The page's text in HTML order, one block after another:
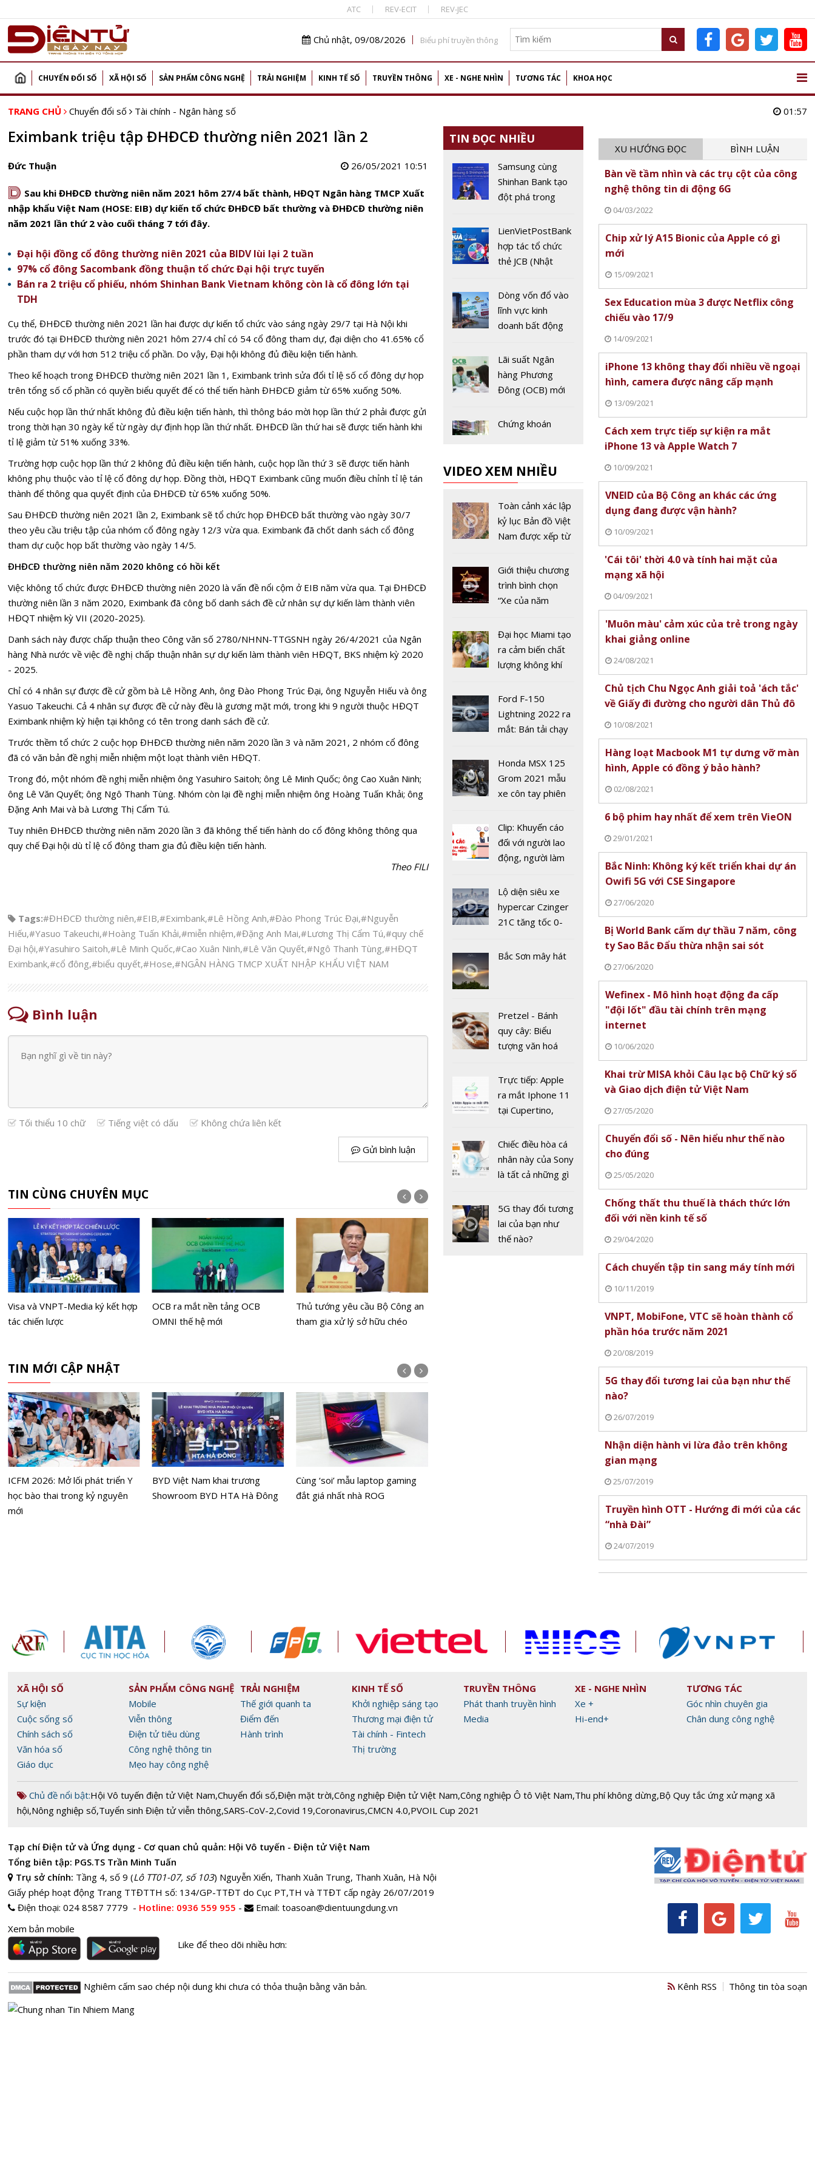
ATC REV-ECIT REV-JEC
Chủ nhật, 09/08/2026 Biểu phí truyền thông
CHUYỂN ĐỔI SỐ XÃ HỘI SỐ SẢN PHẨM CÔNG NGHỆ TRẢI NGHIỆM KINH TẾ SỐ TRUYỀN THÔNG XE - NGHE NHÌN TƯƠNG TÁC KHOA HỌC
TRANG CHỦ Chuyển đổi số Tài chính - Ngân hàng số 01:57
Eximbank triệu tập ĐHĐCĐ thường niên 2021 lần 2
Đức Thuận 26/05/2021 10:51
D Sau khi ĐHĐCĐ thường niên năm 2021 hôm 27/4 bất thành, HĐQT Ngân hàng TMCP Xuất
nhập khẩu Việt Nam (HOSE: EIB) dự kiến tổ chức ĐHĐCĐ bất thường và ĐHĐCĐ thường niên
năm 2021 lần thứ 2 vào cuối tháng 7 tới đây.
Đại hội đồng cổ đông thường niên 2021 của BIDV lùi lại 2 tuần
97% cổ đông Sacombank đồng thuận tổ chức Đại hội trực tuyến
Bán ra 2 triệu cổ phiếu, nhóm Shinhan Bank Vietnam không còn là cổ đông lớn tại
TDH
Cụ thể, ĐHĐCĐ thường niên 2021 lần hai được dự kiến tổ chức vào sáng ngày 29/7 tại Hà Nội khi
trước đó tại ĐHĐCĐ thường niên 2021 hôm 27/4 chỉ có 54 cổ đông tham dự, đại diện cho 41.65% cổ
phần tham dự với hơn 512 triệu cổ phần. Do vậy, Đại hội không đủ điều kiện tiến hành.
Theo kế hoạch trong ĐHĐCĐ thường niên 2021 lần 1, Eximbank trình sửa đổi tỉ lệ số cổ đông dự họp
trên tổng số cổ phần có quyền biểu quyết để có thể tiến hành ĐHĐCĐ giảm từ 65% xuống 50%.
Nếu cuộc họp lần thứ nhất không đủ điều kiện tiến hành, thì thông báo mời họp lần thứ 2 phải được gửi
trong thời hạn 30 ngày kể từ ngày dự định họp lần thứ nhất. ĐHĐCĐ lần thứ hai sẽ được tiến hành khi
tỉ lệ giảm từ 51% xuống 33%.
Trường hợp cuộc họp lần thứ 2 không đủ điều kiện tiến hành, cuộc họp lần thứ 3 sẽ được tiến hành
không phụ thuộc vào tỉ lệ cổ đông dự họp. Đồng thời, HĐQT Eximbank cũng muốn điều chỉnh tỉ lệ tán
thành để thông qua quyết định của ĐHĐCĐ từ 65% xuống 50%.
Sau ĐHĐCĐ thường niên 2021 lần 2, Eximbank sẽ tổ chức họp ĐHĐCĐ bất thường vào ngày 30/7
theo yêu cầu triệu tập của nhóm cổ đông ngày 12/3 vừa qua. Eximbank đã chốt danh sách cổ đông
tham dự cuộc họp bất thường vào ngày 14/5.
ĐHĐCĐ thường niên năm 2020 không có hồi kết
Việc không tổ chức được ĐHĐCĐ thường niên 2020 là vấn đề nổi cộm ở EIB năm vừa qua. Tại ĐHĐCĐ
thường niên lần 3 năm 2020, Eximbank đã công bố danh sách đề cử nhân sự dự kiến làm thành viên
HĐQT nhiệm kỳ VII (2020-2025).
Danh sách này được chấp thuận theo Công văn số 2780/NHNN-TTGSNH ngày 26/4/2021 của Ngân
hàng Nhà nước về việc đề nghị chấp thuận nhân sự dự kiến làm thành viên HĐQT, BKS nhiệm kỳ 2020
- 2025.
Chỉ có 4 nhân sự được đề cử gồm bà Lê Hồng Anh, ông Đào Phong Trúc Đại, ông Nguyễn Hiếu và ông
Yasuo Takeuchi. Cả 4 nhân sự được đề cử này đều là gương mặt mới, trong khi 9 người thuộc HĐQT
Eximbank nhiệm kỳ hiện tại không có tên trong danh sách đề cử.
Trước thềm tổ chức 2 cuộc họp ĐHĐCĐ thường niên năm 2020 lần 3 và năm 2021, 2 nhóm cổ đông
đã có văn bản đề nghị miễn nhiệm một loạt thành viên HĐQT.
Trong đó, một nhóm đề nghị miễn nhiệm ông Yasuhiro Saitoh; ông Lê Minh Quốc; ông Cao Xuân Ninh;
ông Lê Văn Quyết; ông Ngô Thanh Tùng. Nhóm còn lại đề nghị miễn nhiệm ông Hoàng Tuấn Khải; ông
Đặng Anh Mai và bà Lương Thị Cẩm Tú.
Tuy nhiên ĐHĐCĐ thường niên năm 2020 lần 3 đã không thể tiến hành do cổ đông không thông qua
quy chế Đại hội dù tỉ lệ cổ đông tham gia đủ điều kiện tiến hành.
Theo FILI
Tags:#ĐHĐCĐ thường niên,#EIB,#Eximbank,#Lê Hồng Anh,#Đào Phong Trúc Đại,#Nguyễn
Hiếu,#Yasuo Takeuchi,#Hoàng Tuấn Khải,#miễn nhiệm,#Đặng Anh Mai,#Lương Thị Cẩm Tú,#quy chế
Đại hội,#Yasuhiro Saitoh,#Lê Minh Quốc,#Cao Xuân Ninh,#Lê Văn Quyết,#Ngô Thanh Tùng,#HĐQT
Eximbank,#cổ đông,#biểu quyết,#Hose,#NGÂN HÀNG TMCP XUẤT NHẬP KHẨU VIỆT NAM
Bình luận
Tối thiểu 10 chữ Tiếng việt có dấu Không chứa liên kết
Gửi bình luận
TIN CÙNG CHUYÊN MỤC
Visa và VNPT-Media ký kết hợp
tác chiến lược
OCB ra mắt nền tảng OCB
OMNI thế hệ mới
Thủ tướng yêu cầu Bộ Công an
tham gia xử lý sở hữu chéo
Chuyển đổi số và chính chủ tài
khoản trong lĩnh vực ngân hàng
Ngân hàng Nhà
TIN MỚI CẬP NHẬT
ICFM 2026: Mở lối phát triển Y
học bào thai trong kỷ nguyên
mới
BYD Việt Nam khai trương
Showroom BYD HTA Hà Đông
Cùng ‘soi’ mẫu laptop gaming
đắt giá nhất nhà ROG
Đánh giá máy giặt LG AI DD 2.0
inverter (FX1412S3KAV) sau
hơn một tháng sử dụng
O-Tech chính thức
TIN ĐỌC NHIỀU
Samsung cùng
Shinhan Bank tạo
đột phá trong
đại
LienVietPostBank
hợp tác tổ chức
thẻ JCB (Nhật
khách hàng
Dòng vốn đổ vào
lĩnh vực kinh
doanh bất động
hàng vẫn tiếp tục
tăng
Lãi suất Ngân
hàng Phương
Đông (OCB) mới
11/2020
Chứng khoán
cao" trên mốc
960 điểm dù thị
trường ngập tràn
sắc đỏ
hàng Thế giới cáo
buộc Trung Quốc
gây khủng hoảng
dùng tiền mặt
được thực hiện
trong nửa đầu
Vinamilk dự chi
1700 tỷ đồng để
mua cổ phiếu quỹ
SCIC dự chi gần
25 tỷ đồng để
nâng sở hữu lên
VIDEO XEM NHIỀU
Toàn cảnh xác lập
kỷ lục Bản đồ Việt
Nam được xếp từ
năm 2022
Giới thiệu chương
trình bình chọn
“Xe của năm
Đại học Miami tạo
ra cảm biến chất
lượng không khí
19
Ford F-150
Lightning 2022 ra
mắt: Bán tải chạy
chưa đến 40 nghìn
USD
Honda MSX 125
Grom 2021 mẫu
xe côn tay phiên
Clip: Khuyến cáo
đối với người lao
động, người làm
hàng tại khu dịch
vụ trong dịch
Covid-19
Lộ diện siêu xe
hypercar Czinger
21C tăng tốc 0-
2 giây
Bắc Sơn mây hát
Pretzel - Bánh
quy cây: Biểu
tượng văn hoá
tranh cãi về nguồn
gốc
Trực tiếp: Apple
ra mắt Iphone 11
tại Cupertino,
Chiếc điều hòa cá
nhân này của Sony
là tất cả những gì
sót qua mùa hè
nóng nực
5G thay đổi tương
lai của bạn như
thế nào?
XU HƯỚNG ĐỌC BÌNH LUẬN
Bàn về tầm nhìn và các trụ cột của công
nghệ thông tin di động 6G
04/03/2022
Chip xử lý A15 Bionic của Apple có gì
mới
15/09/2021
Sex Education mùa 3 được Netflix công
chiếu vào 17/9
14/09/2021
iPhone 13 không thay đổi nhiều về ngoại
hình, camera được nâng cấp mạnh
13/09/2021
Cách xem trực tiếp sự kiện ra mắt
iPhone 13 và Apple Watch 7
10/09/2021
VNEID của Bộ Công an khác các ứng
dụng đang được vận hành?
10/09/2021
'Cái tôi' thời 4.0 và tính hai mặt của
mạng xã hội
04/09/2021
'Muôn màu' cảm xúc của trẻ trong ngày
khai giảng online
24/08/2021
Chủ tịch Chu Ngọc Anh giải toả 'ách tắc'
về Giấy đi đường cho người dân Thủ đô
10/08/2021
Hàng loạt Macbook M1 tự dưng vỡ màn
hình, Apple có đồng ý bảo hành?
02/08/2021
6 bộ phim hay nhất để xem trên VieON
29/01/2021
Bắc Ninh: Không ký kết triển khai dự án
Owifi 5G với CSE Singapore
27/06/2020
Bị World Bank cấm dự thầu 7 năm, công
ty Sao Bắc Đẩu thừa nhận sai sót
27/06/2020
Wefinex - Mô hình hoạt động đa cấp
"đội lốt" đầu tài chính trên mạng
internet
10/06/2020
Khai trừ MISA khỏi Câu lạc bộ Chữ ký số
và Giao dịch điện tử Việt Nam
27/05/2020
Chuyển đổi số - Nên hiểu như thế nào
cho đúng
25/05/2020
Chống thất thu thuế là thách thức lớn
đối với nền kinh tế số
29/04/2020
Cách chuyển tập tin sang máy tính mới
10/11/2019
VNPT, MobiFone, VTC sẽ hoàn thành cổ
phần hóa trước năm 2021
20/08/2019
5G thay đổi tương lai của bạn như thế
nào?
26/07/2019
Nhận diện hành vi lừa đảo trên không
gian mạng
25/07/2019
Truyền hình OTT - Hướng đi mới của các
“nhà Đài”
24/07/2019
XÃ HỘI SỐ
Sự kiện
Cuộc sống số
Chính sách số
Văn hóa số
Giáo dục
SẢN PHẨM CÔNG NGHỆ
Mobile
Viễn thông
Điện tử tiêu dùng
Công nghệ thông tin
Mẹo hay công nghệ
TRẢI NGHIỆM
Thế giới quanh ta
Điểm đến
Hành trình
KINH TẾ SỐ
Khởi nghiệp sáng tạo
Thương mại điện tử
Tài chính - Fintech
Thị trường
TRUYỀN THÔNG
Phát thanh truyền hình
Media
XE - NGHE NHÌN
Xe +
Hi-end+
TƯƠNG TÁC
Góc nhìn chuyên gia
Chân dung công nghệ
Chủ đề nổi bật:Hội Vô tuyến điện tử Việt Nam,Chuyển đổi số,Điện mặt trời,Công nghiệp Điện tử Việt Nam,Công nghiệp Ô tô Việt Nam,Thu phí không dừng,Bộ Quy tắc ứng xử mạng xã
hội,Nông nghiệp số,Tuyển sinh Điện tử viễn thông,SARS-CoV-2,Covid 19,Coronavirus,CMCN 4.0,PVOIL Cup 2021
Tạp chí Điện tử và Ứng dụng - Cơ quan chủ quản: Hội Vô tuyến - Điện tử Việt Nam
Tổng biên tập: PGS.TS Trần Minh Tuấn
Trụ sở chính: Tầng 4, số 9 (Lô TT01-07, số 103) Nguyễn Xiển, Thanh Xuân Trung, Thanh Xuân, Hà Nội
Giấy phép hoạt động Trang TTĐTTH số: 134/GP-TTĐT do Cục PT,TH và TTĐT cấp ngày 26/07/2019
Điện thoại: 024 8587 7779 - Hotline: 0936 559 955 - Email: toasoan@dientuungdung.vn
Xem bản mobile
Like để theo dõi nhiều hơn:
Nghiêm cấm sao chép nội dung khi chưa có thỏa thuận bằng văn bản. Kênh RSS Thông tin tòa soạn